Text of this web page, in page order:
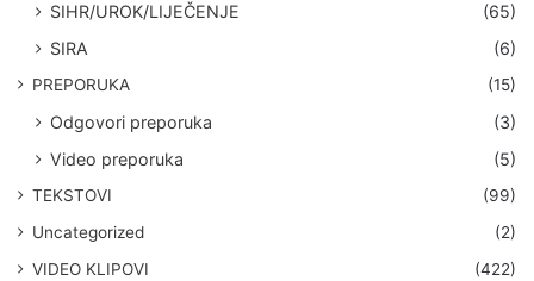
SIHR/UROK/LIJEČENJE
(65)
SIRA
(6)
PREPORUKA (15)
Odgovori preporuka
(3)
Video preporuka
(5)
TEKSTOVI
(99)
Uncategorized
(2)
VIDEO KLIPOVI
(422)